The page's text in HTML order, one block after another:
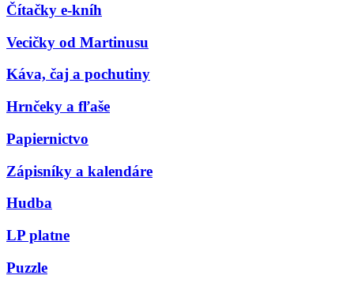
Čítačky e-kníh
Vecičky od Martinusu
Káva, čaj a pochutiny
Hrnčeky a fľaše
Papiernictvo
Zápisníky a kalendáre
Hudba
LP platne
Puzzle